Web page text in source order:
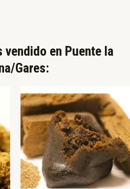
vendido en Puente la
Gares:​